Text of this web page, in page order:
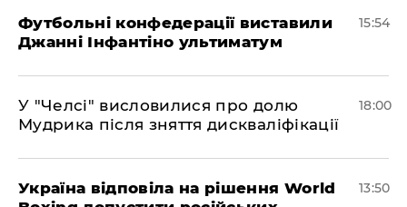
Футбольні конфедерації виставили
Джанні Інфантіно ультиматум
15:54
У "Челсі" висловилися про долю
Мудрика після зняття дискваліфікації
18:00
Україна відповіла на рішення World
13:50